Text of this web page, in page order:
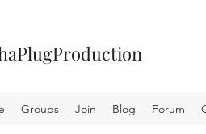
Groups Join Blog Forum